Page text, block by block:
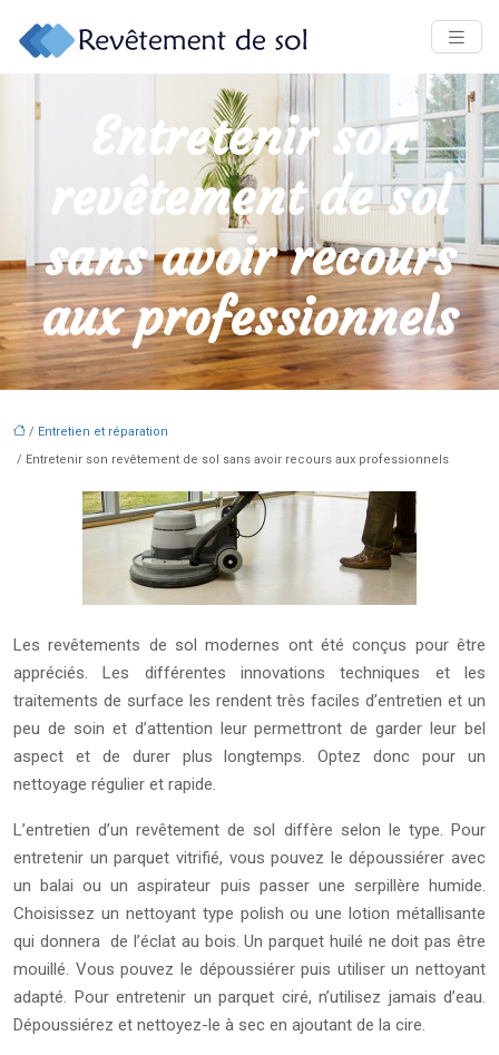
Entretenir son
revêtement de sol
sans avoir recours
aux professionnels
/ Entretien et réparation
/ Entretenir son revêtement de sol sans avoir recours aux professionnels
Les revêtements de sol modernes ont été conçus pour être
appréciés. Les différentes innovations techniques et les
traitements de surface les rendent très faciles d’entretien et un
peu de soin et d’attention leur permettront de garder leur bel
aspect et de durer plus longtemps. Optez donc pour un
nettoyage régulier et rapide.
L’entretien d’un revêtement de sol diffère selon le type. Pour
entretenir un parquet vitrifié, vous pouvez le dépoussiérer avec
un balai ou un aspirateur puis passer une serpillère humide.
Choisissez un nettoyant type polish ou une lotion métallisante
qui donnera de l’éclat au bois. Un parquet huilé ne doit pas être
mouillé. Vous pouvez le dépoussiérer puis utiliser un nettoyant
adapté. Pour entretenir un parquet ciré, n’utilisez jamais d’eau.
Dépoussiérez et nettoyez-le à sec en ajoutant de la cire.